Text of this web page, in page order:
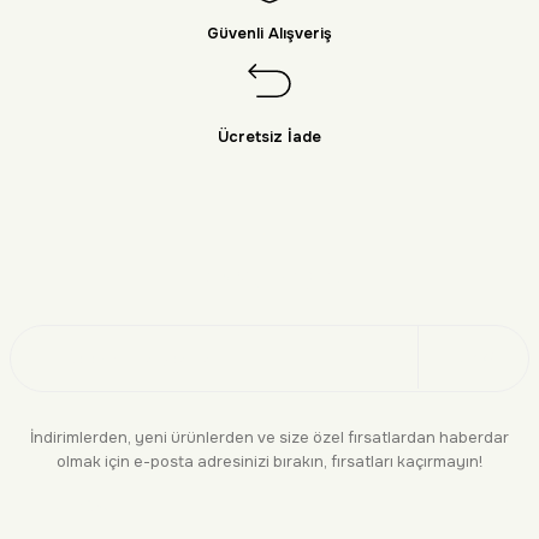
Güvenli Alışveriş
Ücretsiz İade
İndirimlerden, yeni ürünlerden ve size özel fırsatlardan haberdar
olmak için e-posta adresinizi bırakın, fırsatları kaçırmayın!